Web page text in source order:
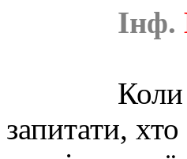
Інф.
Коли
запитати,